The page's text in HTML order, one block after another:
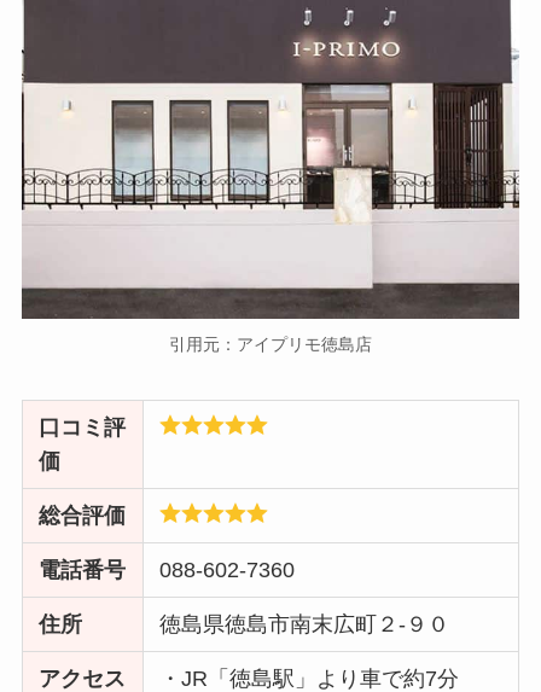
引用元：アイプリモ徳島店
口コミ評
価
総合評価
電話番号 088-602-7360
住所 徳島県徳島市南末広町２-９０
アクセス
・JR「徳島駅」より車で約7分